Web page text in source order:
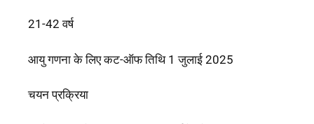
21-42 वर्ष
आयु गणना के लिए कट-ऑफ तिथि 1 जुलाई 2025
चयन प्रक्रिया